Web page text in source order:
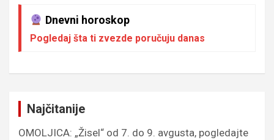
Dnevni horoskop
Pogledaj šta ti zvezde poručuju danas
Najčitanije
OMOLJICA: „Žisel“ od 7. do 9. avgusta, pogledajte